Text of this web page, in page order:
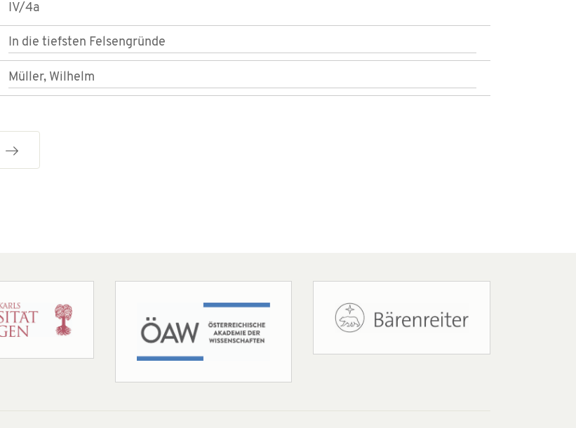
IV/4a
In die tiefsten Felsengründe
Müller, Wilhelm